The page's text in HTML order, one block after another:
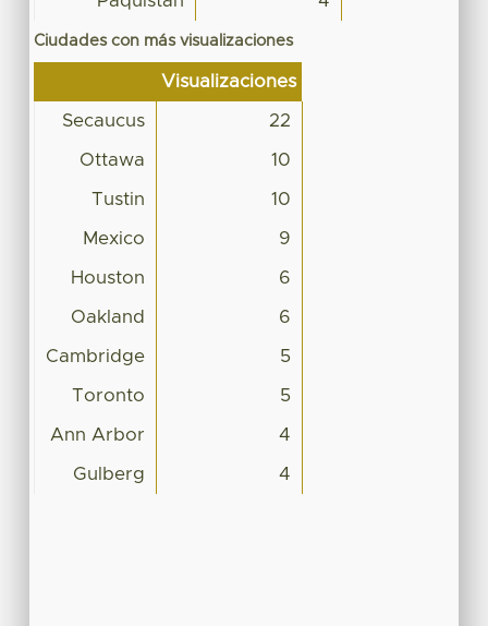
Ciudades con más visualizaciones
Visualizaciones
Secaucus 22
Ottawa 10
Tustin 10
Mexico 9
Houston 6
Oakland 6
Cambridge 5
Toronto 5
Ann Arbor 4
Gulberg 4